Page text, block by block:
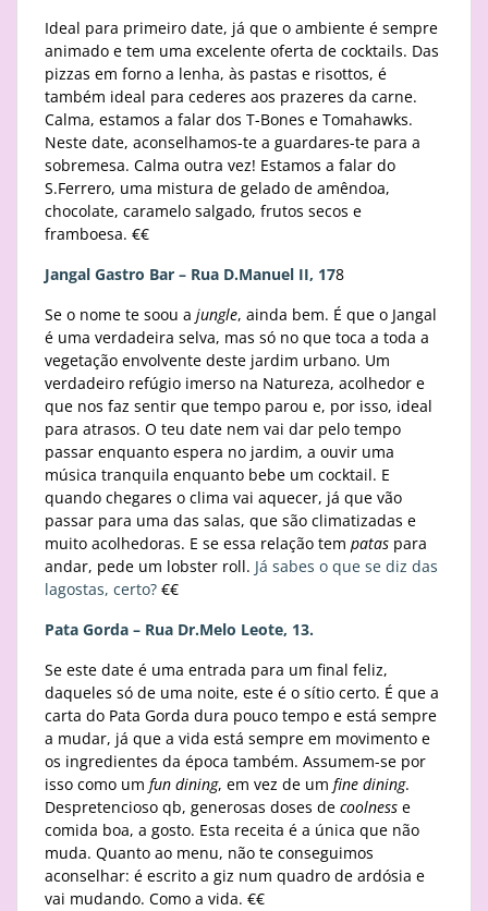
Ideal para primeiro date, já que o ambiente é sempre
animado e tem uma excelente oferta de cocktails. Das
pizzas em forno a lenha, às pastas e risottos, é
também ideal para cederes aos prazeres da carne.
Calma, estamos a falar dos T-Bones e Tomahawks.
Neste date, aconselhamos-te a guardares-te para a
sobremesa. Calma outra vez! Estamos a falar do
S.Ferrero, uma mistura de gelado de amêndoa,
chocolate, caramelo salgado, frutos secos e
framboesa. €€
Jangal Gastro Bar – Rua D.Manuel II, 178
Se o nome te soou a jungle, ainda bem. É que o Jangal
é uma verdadeira selva, mas só no que toca a toda a
vegetação envolvente deste jardim urbano. Um
verdadeiro refúgio imerso na Natureza, acolhedor e
que nos faz sentir que tempo parou e, por isso, ideal
para atrasos. O teu date nem vai dar pelo tempo
passar enquanto espera no jardim, a ouvir uma
música tranquila enquanto bebe um cocktail. E
quando chegares o clima vai aquecer, já que vão
passar para uma das salas, que são climatizadas e
muito acolhedoras. E se essa relação tem patas para
andar, pede um lobster roll. Já sabes o que se diz das
lagostas, certo? €€
Pata Gorda – Rua Dr.Melo Leote, 13.
Se este date é uma entrada para um final feliz,
daqueles só de uma noite, este é o sítio certo. É que a
carta do Pata Gorda dura pouco tempo e está sempre
a mudar, já que a vida está sempre em movimento e
os ingredientes da época também. Assumem-se por
isso como um fun dining, em vez de um fine dining.
Despretencioso qb, generosas doses de coolness e
comida boa, a gosto. Esta receita é a única que não
muda. Quanto ao menu, não te conseguimos
aconselhar: é escrito a giz num quadro de ardósia e
vai mudando. Como a vida. €€